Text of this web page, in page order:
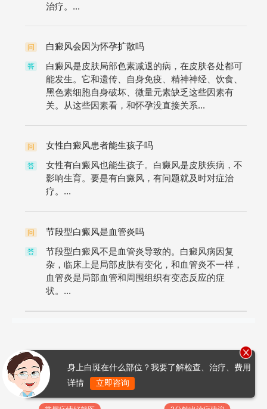
治疗。...
问 白癜风会因为怀孕扩散吗
答
白癜风是皮肤局部色素减退的病，在皮肤各处都可
能发生。它和遗传、自身免疫、精神神经、饮食、
黑色素细胞自身破坏、微量元素缺乏这些因素有
关。从这些因素看，和怀孕没直接关系...
问 女性白癜风患者能生孩子吗
答
女性有白癜风也能生孩子。白癜风是皮肤疾病，不
影响生育。要是有白癜风，有问题就及时对症治
疗。...
问 节段型白癜风是血管炎吗
答
节段型白癜风不是血管炎导致的。白癜风病因复
杂，临床上是局部皮肤有变化，和血管炎不一样，
血管炎是局部血管和周围组织有变态反应的症
状。...
身上白斑在什么部位？我要了解检查、治疗、费用
详情
立即咨询